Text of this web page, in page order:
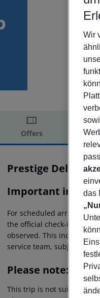
Offers
Offer
Prestige Deluxe
Important info
For scheduled arrivals in
the official check-in time
observed. This includes
service team, subject to
Please note:
This trip is not suitable for
Wir
das